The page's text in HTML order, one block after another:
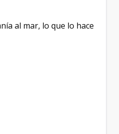
al mar, lo que lo hace